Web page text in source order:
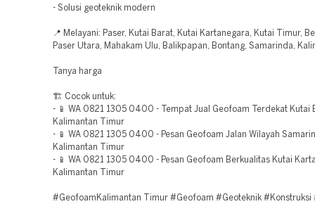
- Solusi geoteknik modern
📍 Melayani: Paser, Kutai Barat, Kutai Kartanegara, Kutai Timur,
Paser Utara, Mahakam Ulu, Balikpapan, Bontang, Samarinda,
Tanya harga
🏗️ Cocok untuk:
- 📱 WA 0821 1305 0400 - Tempat Jual Geofoam Terdekat Kutai
Kalimantan Timur
- 📱 WA 0821 1305 0400 - Pesan Geofoam Jalan Wilayah
Kalimantan Timur
- 📱 WA 0821 1305 0400 - Pesan Geofoam Berkualitas Kutai
Kalimantan Timur
#GeofoamKalimantan Timur #Geofoam #Geoteknik #Konstruksi